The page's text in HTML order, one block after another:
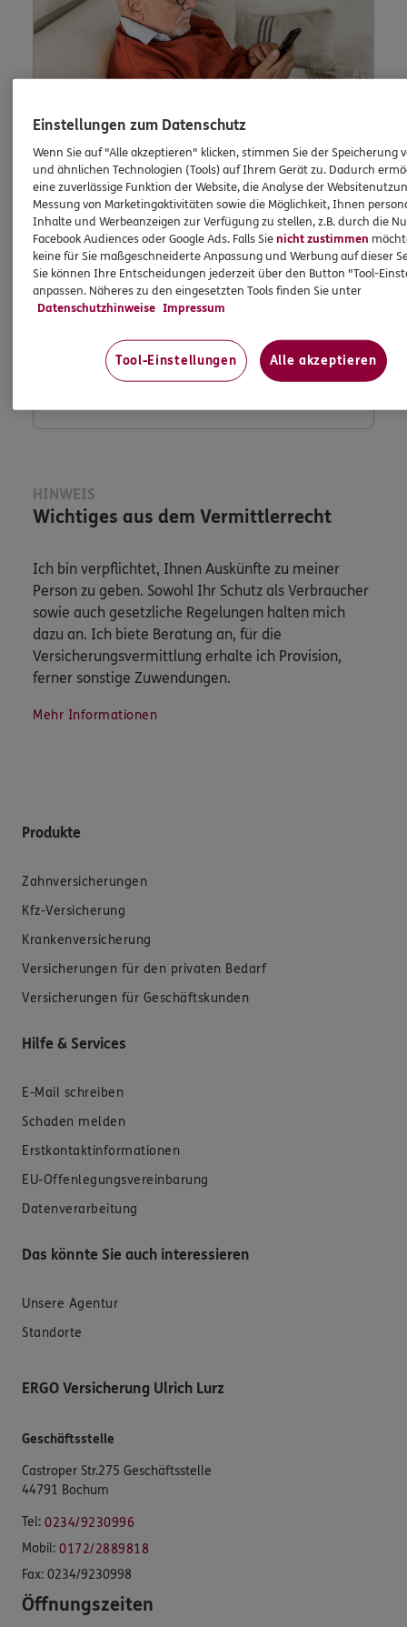
Lob und Beschwerden
Waren Sie zufrieden mit uns? Oder waren Sie
einmal nicht zufrieden? Dann können Sie uns
dies hier schildern.
Jetzt informieren
HINWEIS
Wichtiges aus dem Vermittlerrecht
Ich bin verpflichtet, Ihnen Auskünfte zu meiner
Person zu geben. Sowohl Ihr Schutz als Verbraucher
sowie auch gesetzliche Regelungen halten mich
dazu an. Ich biete Beratung an, für die
Versicherungsvermittlung erhalte ich Provision,
ferner sonstige Zuwendungen.
Mehr Informationen
Produkte
Zahnversicherungen
Kfz-Versicherung
Krankenversicherung
Versicherungen für den privaten Bedarf
Versicherungen für Geschäftskunden
Hilfe & Services
E-Mail schreiben
Schaden melden
Erstkontaktinformationen
EU-Offenlegungsvereinbarung
Datenverarbeitung
Das könnte Sie auch interessieren
Unsere Agentur
Standorte
ERGO Versicherung Ulrich Lurz
Geschäftsstelle
Castroper Str.275 Geschäftsstelle
44791 Bochum
Tel: 0234/9230996
Mobil: 0172/2889818
Fax: 0234/9230998
Öffnungszeiten
Einstellungen zum Datenschutz
Wenn Sie auf "Alle akzeptieren" klicken, stimmen Sie der Speicherung
und ähnlichen Technologien (Tools) auf Ihrem Gerät zu. Dadurch
eine zuverlässige Funktion der Website, die Analyse der
Messung von Marketingaktivitäten sowie die Möglichkeit, Ihnen
Inhalte und Werbeanzeigen zur Verfügung zu stellen, z.B. durch die
Facebook Audiences oder Google Ads. Falls Sienicht zustimmen
keine für Sie maßgeschneiderte Anpassung und Werbung auf dieser
Sie können Ihre Entscheidungen jederzeit über den Button "Tool-
anpassen. Näheres zu den eingesetzten Tools finden Sie unter
Datenschutzhinweise Impressum
Tool-Einstellungen Alle akzeptieren